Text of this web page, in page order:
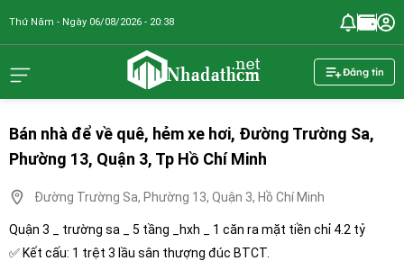
Thứ Năm - Ngày 06/08/2026 - 20:38
Đăng tin
Bán nhà để về quê, hẻm xe hơi, Đường Trường Sa,
Phường 13, Quận 3, Tp Hồ Chí Minh
Đường Trường Sa, Phường 13, Quận 3, Hồ Chí Minh
Quận 3 _ trường sa _ 5 tầng _hxh _ 1 căn ra mặt tiền chỉ 4.2 tỷ
✅ Kết cấu: 1 trệt 3 lầu sân thượng đúc BTCT.